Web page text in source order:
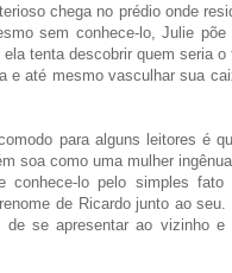
chega no prédio onde
sem conhece-lo, Julie
tenta descobrir quem seria
e até mesmo vasculhar sua
para alguns leitores é
soa como uma mulher
conhece-lo pelo simples
de Ricardo junto ao
se apresentar ao vizinho e